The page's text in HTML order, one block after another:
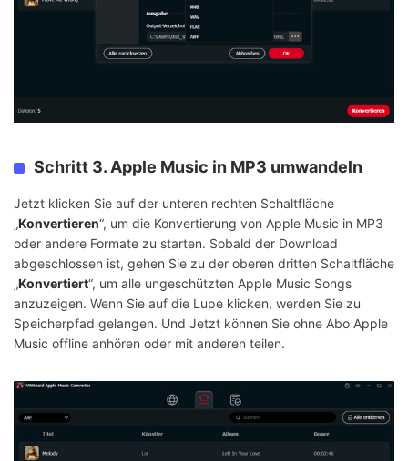
Schritt 3. Apple Music in MP3 umwandeln
Jetzt klicken Sie auf der unteren rechten Schaltfläche
„Konvertieren“, um die Konvertierung von Apple Music in MP3
oder andere Formate zu starten. Sobald der Download
abgeschlossen ist, gehen Sie zu der oberen dritten Schaltfläche
„Konvertiert“, um alle ungeschützten Apple Music Songs
anzuzeigen. Wenn Sie auf die Lupe klicken, werden Sie zu
Speicherpfad gelangen. Und Jetzt können Sie ohne Abo Apple
Music offline anhören oder mit anderen teilen.